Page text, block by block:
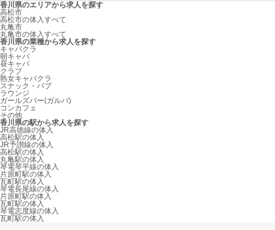
香川県のエリアから求人を探す
高松市
高松市の体入すべて
丸亀市
丸亀市の体入すべて
香川県の業種から求人を探す
キャバクラ
朝キャバ
昼キャバ
クラブ
熟女キャバクラ
スナック・パブ
ラウンジ
ガールズバー(ガルバ)
コンカフェ
その他
香川県の駅から求人を探す
JR高徳線の体入
高松駅の体入
JR予讃線の体入
高松駅の体入
丸亀駅の体入
琴電琴平線の体入
片原町駅の体入
瓦町駅の体入
琴電長尾線の体入
片原町駅の体入
瓦町駅の体入
琴電志度線の体入
瓦町駅の体入